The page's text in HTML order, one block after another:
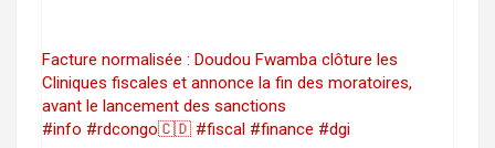
Facture normalisée : Doudou Fwamba clôture les
Cliniques fiscales et annonce la fin des moratoires,
avant le lancement des sanctions
#info #rdcongo🇨🇩 #fiscal #finance #dgi